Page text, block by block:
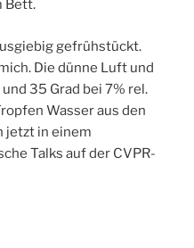
Bett.
gefrühstückt.
Die dünne Luft und
35 Grad bei 7% rel.
Wasser aus den
jetzt in einem
Talks auf der CVPR-